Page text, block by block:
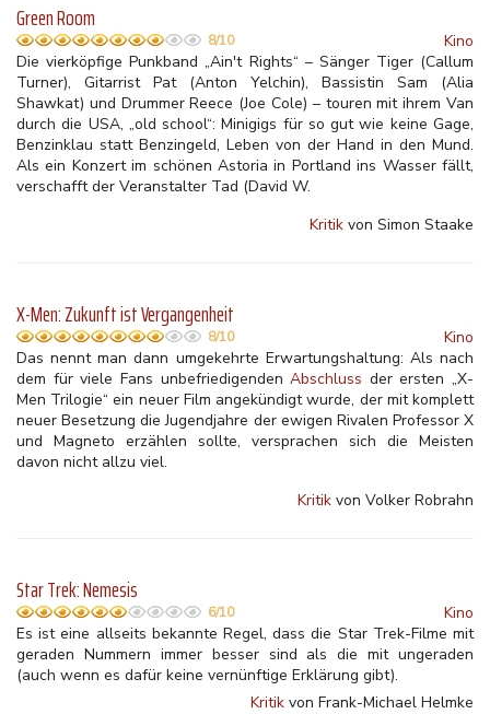
Green Room
8/10
Kino
Die vierköpfige Punkband „Ain't Rights“ – Sänger Tiger (Callum
Turner), Gitarrist Pat (Anton Yelchin), Bassistin Sam (Alia
Shawkat) und Drummer Reece (Joe Cole) – touren mit ihrem Van
durch die USA, „old school“: Minigigs für so gut wie keine Gage,
Benzinklau statt Benzingeld, Leben von der Hand in den Mund.
Als ein Konzert im schönen Astoria in Portland ins Wasser fällt,
verschafft der Veranstalter Tad (David W.
Kritik von Simon Staake
X-Men: Zukunft ist Vergangenheit
8/10
Kino
Das nennt man dann umgekehrte Erwartungshaltung: Als nach
dem für viele Fans unbefriedigendenAbschluss der ersten „X-
Men Trilogie“ ein neuer Film angekündigt wurde, der mit komplett
neuer Besetzung die Jugendjahre der ewigen Rivalen Professor X
und Magneto erzählen sollte, versprachen sich die Meisten
davon nicht allzu viel.
Kritik von Volker Robrahn
Star Trek: Nemesis
6/10
Kino
Es ist eine allseits bekannte Regel, dass die Star Trek-Filme mit
geraden Nummern immer besser sind als die mit ungeraden
(auch wenn es dafür keine vernünftige Erklärung gibt).
Kritik von Frank-Michael Helmke